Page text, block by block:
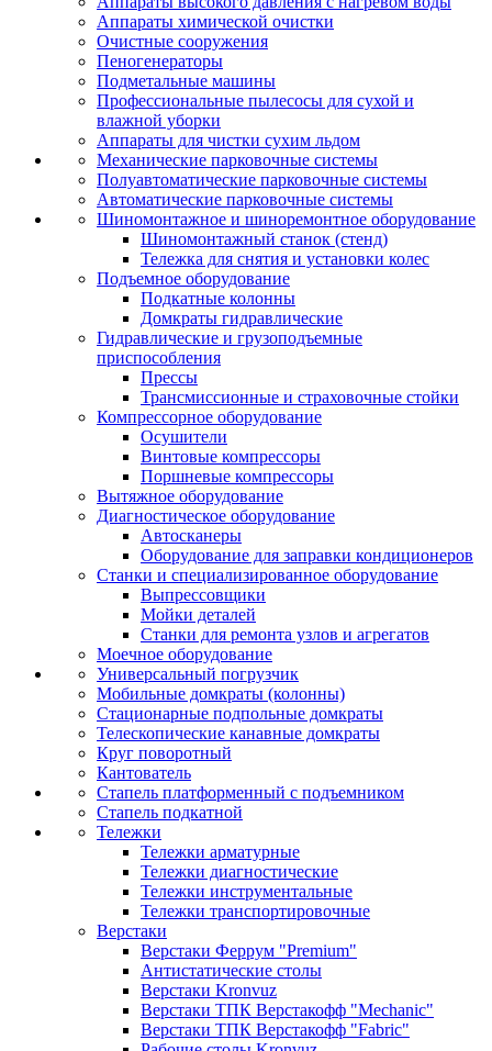
Аппараты химической очистки
Очистные сооружения
Пеногенераторы
Подметальные машины
Профессиональные пылесосы для сухой и
влажной уборки
Аппараты для чистки сухим льдом
Механические парковочные системы
Полуавтоматические парковочные системы
Автоматические парковочные системы
Шиномонтажное и шиноремонтное оборудование
Шиномонтажный станок (стенд)
Тележка для снятия и установки колес
Подъемное оборудование
Подкатные колонны
Домкраты гидравлические
Гидравлические и грузоподъемные
приспособления
Прессы
Трансмиссионные и страховочные стойки
Компрессорное оборудование
Осушители
Винтовые компрессоры
Поршневые компрессоры
Вытяжное оборудование
Диагностическое оборудование
Автосканеры
Оборудование для заправки кондиционеров
Станки и специализированное оборудование
Выпрессовщики
Мойки деталей
Станки для ремонта узлов и агрегатов
Моечное оборудование
Универсальный погрузчик
Мобильные домкраты (колонны)
Стационарные подпольные домкраты
Телескопические канавные домкраты
Круг поворотный
Кантователь
Стапель платформенный с подъемником
Стапель подкатной
Тележки
Тележки арматурные
Тележки диагностические
Тележки инструментальные
Тележки транспортировочные
Верстаки
Верстаки Феррум "Premium"
Антистатические столы
Верстаки Kronvuz
Верстаки ТПК Верстакофф "Mechanic"
Верстаки ТПК Верстакофф "Fabric"